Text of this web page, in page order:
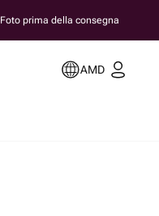
Foto prima della consegna
AMD